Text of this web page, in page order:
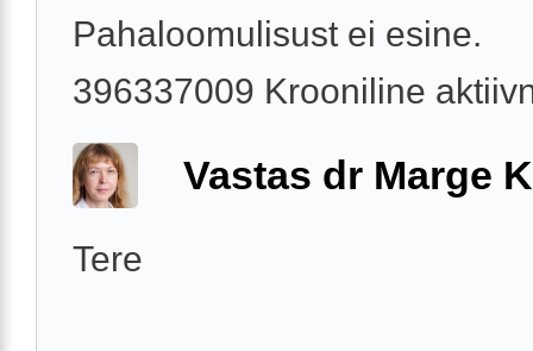
Pahaloomulisust ei esine.
396337009 Krooniline
Vastas dr Marge
Tere